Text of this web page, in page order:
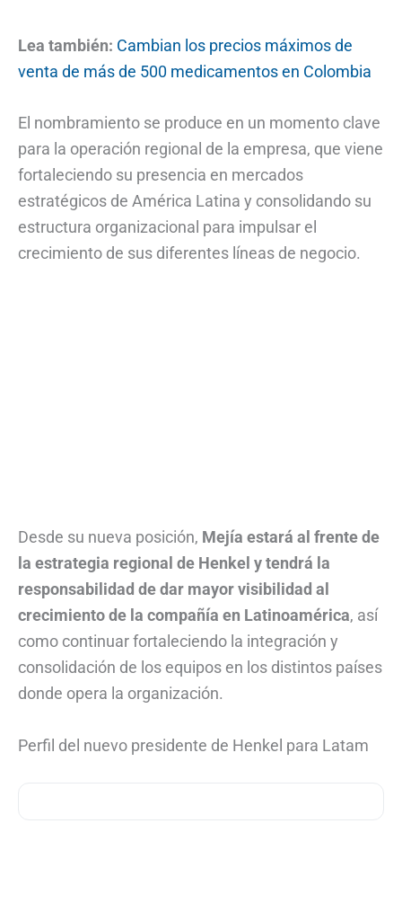
Lea también: Cambian los precios máximos de
venta de más de 500 medicamentos en Colombia
El nombramiento se produce en un momento clave
para la operación regional de la empresa, que viene
fortaleciendo su presencia en mercados
estratégicos de América Latina y consolidando su
estructura organizacional para impulsar el
crecimiento de sus diferentes líneas de negocio.
Desde su nueva posición, Mejía estará al frente de
la estrategia regional de Henkel y tendrá la
responsabilidad de dar mayor visibilidad al
crecimiento de la compañía en Latinoamérica, así
como continuar fortaleciendo la integración y
consolidación de los equipos en los distintos países
donde opera la organización.
Perfil del nuevo presidente de Henkel para Latam